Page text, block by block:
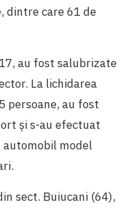
dintre care 61 de
au fost salubrizate
La lichidarea
persoane, au fost
și s-au efectuat
automobil model
sect. Buiucani (64),